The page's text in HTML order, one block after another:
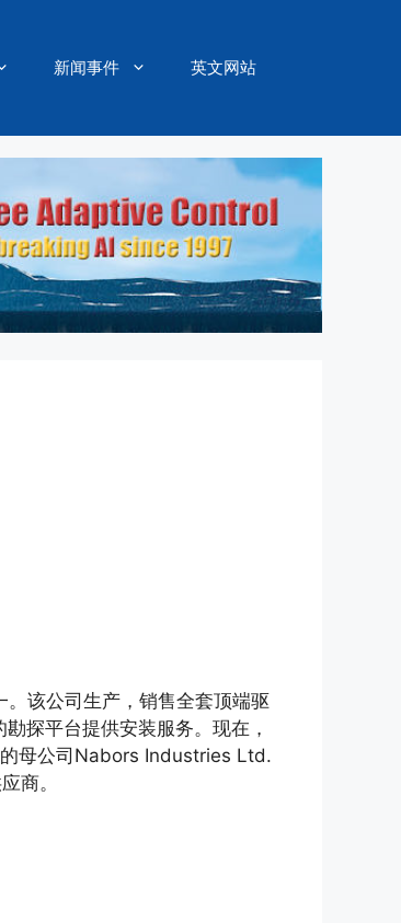
新闻事件 英文网站
该公司生产，销售全套顶端驱
探平台提供安装服务。现在，
母公司Nabors Industries Ltd.
商。